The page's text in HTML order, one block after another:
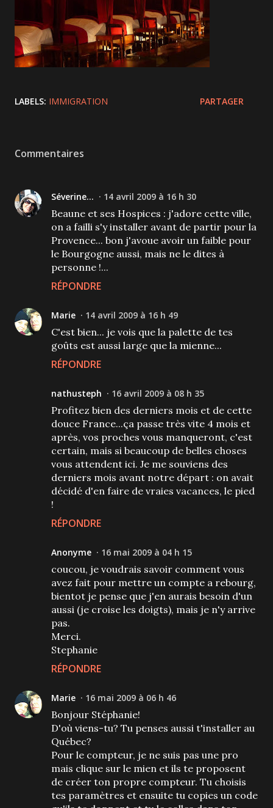
LABELS: IMMIGRATION PARTAGER
Commentaires
Séverine... 14 avril 2009 à 16 h 30
Beaune et ses Hospices : j'adore cette ville,
on a failli s'y installer avant de partir pour la
Provence... bon j'avoue avoir un faible pour
le Bourgogne aussi, mais ne le dites à
personne !...
RÉPONDRE
Marie 14 avril 2009 à 16 h 49
C'est bien... je vois que la palette de tes
goûts est aussi large que la mienne...
RÉPONDRE
nathusteph 16 avril 2009 à 08 h 35
Profitez bien des derniers mois et de cette
douce France...ça passe très vite 4 mois et
après, vos proches vous manqueront, c'est
certain, mais si beaucoup de belles choses
vous attendent ici. Je me souviens des
derniers mois avant notre départ : on avait
décidé d'en faire de vraies vacances, le pied
!
RÉPONDRE
Anonyme 16 mai 2009 à 04 h 15
coucou, je voudrais savoir comment vous
avez fait pour mettre un compte a rebourg,
bientot je pense que j'en aurais besoin d'un
aussi (je croise les doigts), mais je n'y arrive
pas.
Merci.
Stephanie
RÉPONDRE
Marie 16 mai 2009 à 06 h 46
Bonjour Stéphanie!
D'où viens-tu? Tu penses aussi t'installer au
Québec?
Pour le compteur, je ne suis pas une pro
mais clique sur le mien et ils te proposent
de créer ton propre compteur. Tu choisis
tes paramètres et ensuite tu copies un code